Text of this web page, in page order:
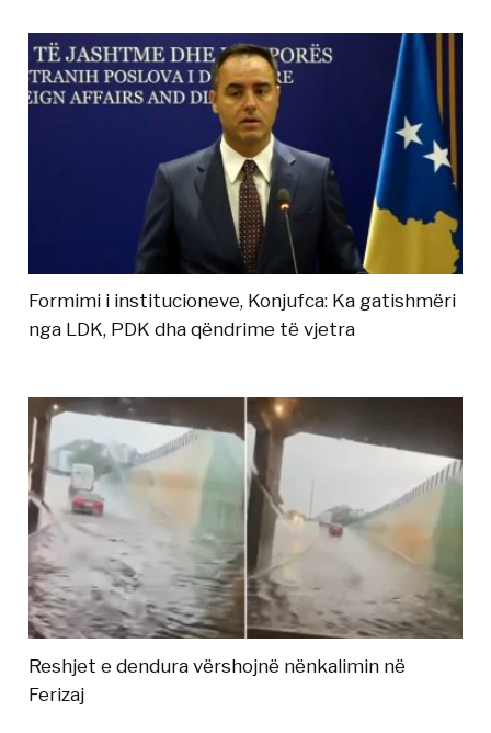
Formimi i institucioneve, Konjufca: Ka gatishmëri
nga LDK, PDK dha qëndrime të vjetra
Reshjet e dendura vërshojnë nënkalimin në
Ferizaj